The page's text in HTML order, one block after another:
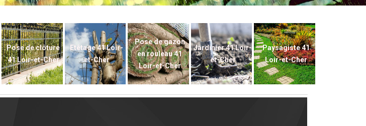
Pose de clôture
41 Loir-et-Cher
Etêtage 41 Loir-
et-Cher
Pose de gazon
en rouleau 41
Loir-et-Cher
Jardinier 41 Loir-
et-Cher
Paysagiste 41
Loir-et-Cher